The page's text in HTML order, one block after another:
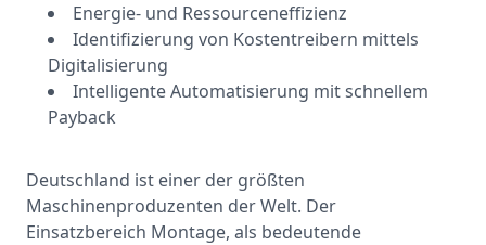
Energie- und Ressourceneffizienz
Identifizierung von Kostentreibern mittels
Digitalisierung
Intelligente Automatisierung mit schnellem
Payback
Deutschland ist einer der größten
Maschinenproduzenten der Welt. Der
Einsatzbereich Montage, als bedeutende